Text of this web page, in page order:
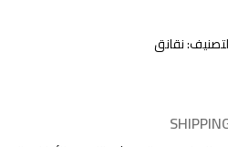
نقانق